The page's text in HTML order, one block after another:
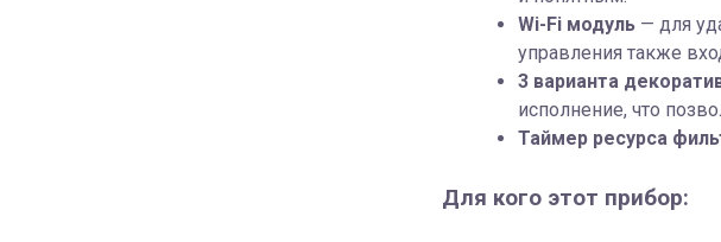
Wi-Fi модуль — для
управления также
3 варианта
исполнение, что
Таймер ресурса
Для кого этот прибор: